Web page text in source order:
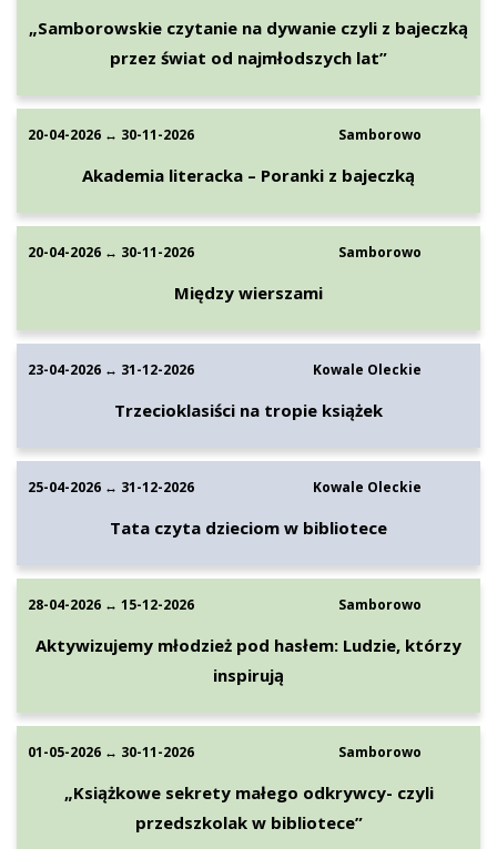
„Samborowskie czytanie na dywanie czyli z bajeczką
przez świat od najmłodszych lat”
20-04-2026 ↔ 30-11-2026 Samborowo
Akademia literacka – Poranki z bajeczką
20-04-2026 ↔ 30-11-2026 Samborowo
Między wierszami
23-04-2026 ↔ 31-12-2026 Kowale Oleckie
Trzecioklasiści na tropie książek
25-04-2026 ↔ 31-12-2026 Kowale Oleckie
Tata czyta dzieciom w bibliotece
28-04-2026 ↔ 15-12-2026 Samborowo
Aktywizujemy młodzież pod hasłem: Ludzie, którzy
inspirują
01-05-2026 ↔ 30-11-2026 Samborowo
„Książkowe sekrety małego odkrywcy- czyli
przedszkolak w bibliotece”